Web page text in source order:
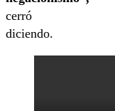
cerró
diciendo.